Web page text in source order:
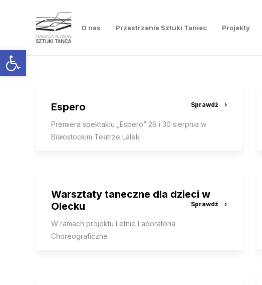
Otwórz pasek narzędzi
O nas Przestrzenie Sztuki Taniec Projekty
Espero
Premiera spektaklu „Espero” 29 i 30 sierpnia w
Białostockim Teatrze Lalek
Warsztaty taneczne dla dzieci w
Olecku
W ramach projektu Letnie Laboratoria
Choreograficzne